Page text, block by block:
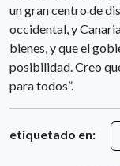
un gran centro de
occidental, y
bienes, y que el
posibilidad. Creo
para todos”.
etiquetado en: